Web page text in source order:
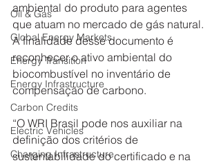
Oil & Gas
Global Energy Markets
Energy Transition
Energy Infrastructure
Carbon Credits
Electric Vehicles
Charging Infrastructure
ambiental do produto para agentes
que atuam no mercado de gás natural.
A finalidade desse documento é
reconhecer o ativo ambiental do
biocombustível no inventário de
compensação de carbono.
“O WRI Brasil pode nos auxiliar na
definição dos critérios de
sustentabilidade do certificado e na